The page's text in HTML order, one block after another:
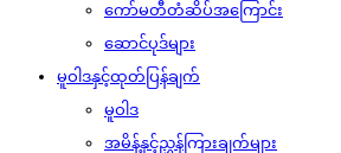
ကော်မတီတံဆိပ်အကြောင်း
ဆောင်ပုဒ်များ
မူဝါဒနှင့်ထုတ်ပြန်ချက်
မူဝါဒ
အမိန့်နှင့်ညွှန်ကြားချက်များ